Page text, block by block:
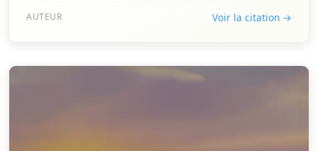
AUTEUR Voir la citation →